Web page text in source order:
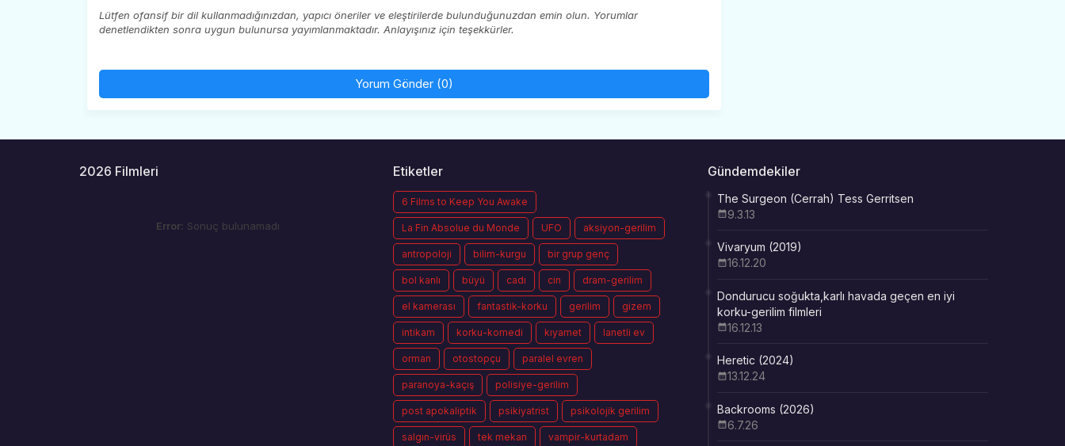
Lütfen ofansif bir dil kullanmadığınızdan, yapıcı öneriler ve eleştirilerde bulunduğunuzdan emin olun. Yorumlar
denetlendikten sonra uygun bulunursa yayımlanmaktadır. Anlayışınız için teşekkürler.
Yorum Gönder (0)
2026 Filmleri
Error: Sonuç bulunamadı
Etiketler
6 Films to Keep You Awake
La Fin Absolue du Monde UFO aksiyon-gerilim
antropoloji bilim-kurgu bir grup genç
bol kanlı büyü cadı cin dram-gerilim
el kamerası fantastik-korku gerilim gizem
intikam korku-komedi kıyamet lanetli ev
orman otostopçu paralel evren
paranoya-kaçış polisiye-gerilim
post apokaliptik psikiyatrist psikolojik gerilim
salgın-virüs tek mekan vampir-kurtadam
Gündemdekiler
The Surgeon (Cerrah) Tess Gerritsen
9.3.13
Vivaryum (2019)
16.12.20
Dondurucu soğukta,karlı havada geçen en iyi
korku-gerilim filmleri
16.12.13
Heretic (2024)
13.12.24
Backrooms (2026)
6.7.26